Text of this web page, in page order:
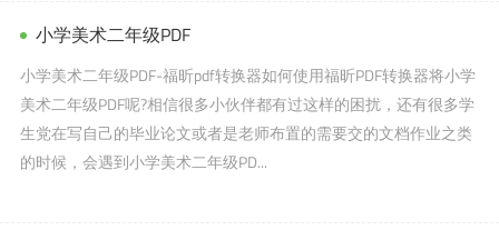
小学美术二年级PDF
小学美术二年级PDF-福昕pdf转换器如何使用福昕PDF转换器将小学
美术二年级PDF呢?相信很多小伙伴都有过这样的困扰，还有很多学
生党在写自己的毕业论文或者是老师布置的需要交的文档作业之类
的时候，会遇到小学美术二年级PD...